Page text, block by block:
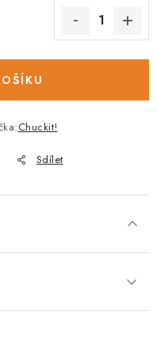
Chuckit!
Sdílet